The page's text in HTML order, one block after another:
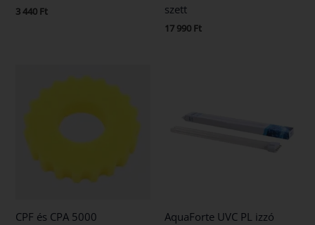
3 440 Ft
szett
17 990 Ft
CPF és CPA 5000
AquaForte UVC PL izzó